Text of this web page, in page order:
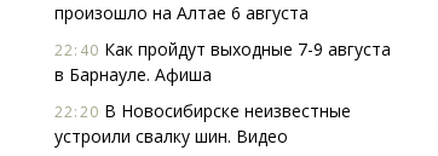
произошло на Алтае 6 августа
22:40 Как пройдут выходные 7-9 августа
в Барнауле. Афиша
22:20 В Новосибирске неизвестные
устроили свалку шин. Видео